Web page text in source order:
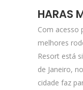
HARAS
Com acesso
melhores
Resort está
de Janeiro,
cidade faz